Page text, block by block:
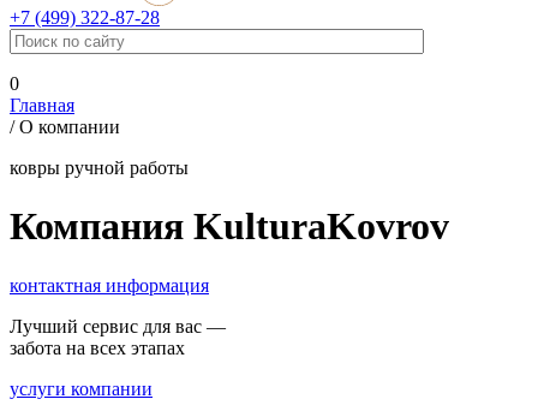
+7 (499) 322-87-28
0
Главная
/О компании
ковры ручной работы
Компания KulturaKovrov
контактная информация
Лучший сервис для вас —
забота на всех этапах
услуги компании